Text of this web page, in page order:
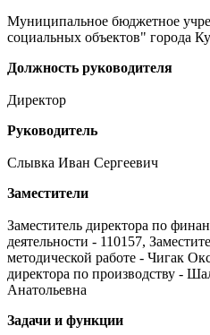
Муниципальное бюджетное
социальных объектов" города
Должность руководителя
Директор
Руководитель
Слывка Иван Сергеевич
Заместители
Заместитель директора по
деятельности - 110157,
методической работе - Чигак
директора по производству -
Анатольевна
Задачи и функции